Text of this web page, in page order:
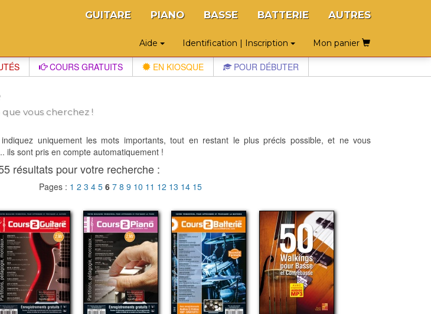
GUITARE PIANO BASSE BATTERIE AUTRES
Aide Identification | Inscription Mon panier
COURS GRATUITS EN KIOSQUE POUR DÉBUTER
vous cherchez !
uniquement les mots importants, tout en restant le plus précis possible, et ne vous
ils sont pris en compte automatiquement !
résultats pour votre recherche :
Pages : 1 2 3 4 5 6 7 8 9 10 11 12 13 14 15